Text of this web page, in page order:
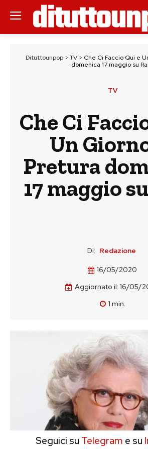
Dituttounpop> TV> Che Ci Faccio Qui e
domenica 17 maggio su
TV
Che Ci
Un
Pretura
17 maggio
Di: Redazione
16/05/2020
Aggiornato il: 16/05/
1 min.
Seguici su Telegram e su